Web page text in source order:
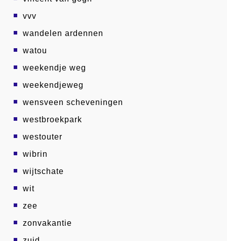
vvv
wandelen ardennen
watou
weekendje weg
weekendjeweg
wensveen scheveningen
westbroekpark
westouter
wibrin
wijtschate
wit
zee
zonvakantie